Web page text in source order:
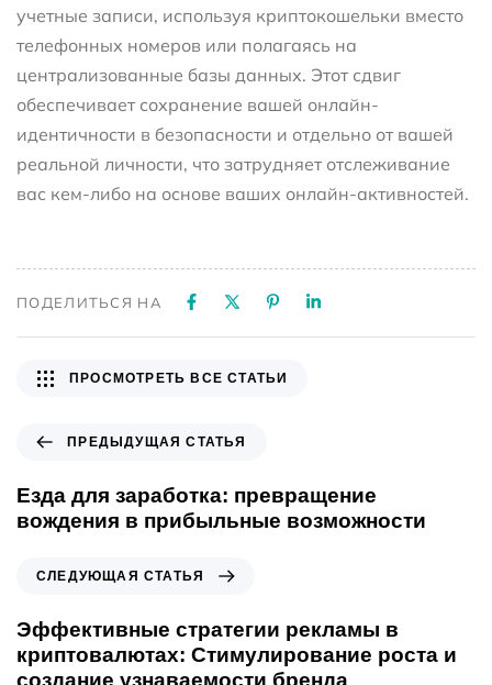
учетные записи, используя криптокошельки вместо
телефонных номеров или полагаясь на
централизованные базы данных. Этот сдвиг
обеспечивает сохранение вашей онлайн-
идентичности в безопасности и отдельно от вашей
реальной личности, что затрудняет отслеживание
вас кем-либо на основе ваших онлайн-активностей.
ПОДЕЛИТЬСЯ НА
ПРЕДЫДУЩАЯ СТАТЬЯ
Езда для заработка: превращение
вождения в прибыльные возможности
ПРОСМОТРЕТЬ ВСЕ СТАТЬИ
СЛЕДУЮЩАЯ СТАТЬЯ
Эффективные стратегии рекламы в
криптовалютах: Стимулирование роста и
создание узнаваемости бренда